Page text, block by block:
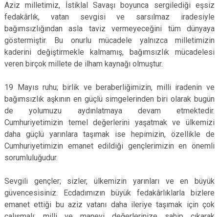
Aziz milletimiz, İstiklal Savaşı boyunca sergilediği eşsiz
fedakârlık, vatan sevgisi ve sarsılmaz iradesiyle
bağımsızlığından asla taviz vermeyeceğini tüm dünyaya
göstermiştir. Bu onurlu mücadele yalnızca milletimizin
kaderini değiştirmekle kalmamış, bağımsızlık mücadelesi
veren birçok millete de ilham kaynağı olmuştur.
19 Mayıs ruhu; birlik ve beraberliğimizin, milli iradenin ve
bağımsızlık aşkının en güçlü simgelerinden biri olarak bugün
de yolumuzu aydınlatmaya devam etmektedir.
Cumhuriyetimizin temel değerlerini yaşatmak ve ülkemizi
daha güçlü yarınlara taşımak ise hepimizin, özellikle de
Cumhuriyetimizin emanet edildiği gençlerimizin en önemli
sorumluluğudur.
Sevgili gençler; sizler, ülkemizin yarınları ve en büyük
güvencesisiniz. Ecdadımızın büyük fedakârlıklarla bizlere
emanet ettiği bu aziz vatanı daha ileriye taşımak için çok